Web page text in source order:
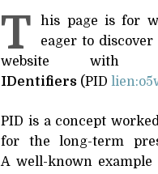
T
his page is for
eager to
website
IDentifiers (PID
PID is a concept
for the long-term
A well-known